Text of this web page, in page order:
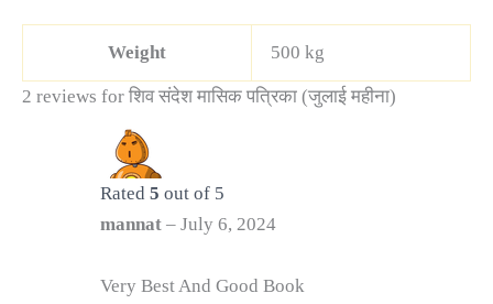
Weight 500 kg
2 reviews for शिव संदेश मासिक पत्रिका (जुलाई महीना)
Rated 5 out of 5
mannat – July 6, 2024
Very Best And Good Book